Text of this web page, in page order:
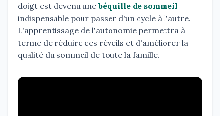
doigt est devenu une béquille de sommeil
indispensable pour passer d'un cycle à l'autre.
L'apprentissage de l'autonomie permettra à
terme de réduire ces réveils et d'améliorer la
qualité du sommeil de toute la famille.